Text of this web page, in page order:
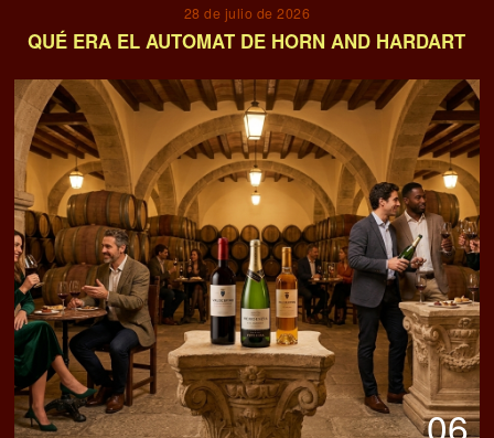
28 de julio de 2026
QUÉ ERA EL AUTOMAT DE HORN AND HARDART
06